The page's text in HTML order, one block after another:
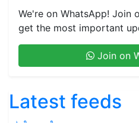
We're on WhatsApp! Join
get the most important
Join on
Latest feeds